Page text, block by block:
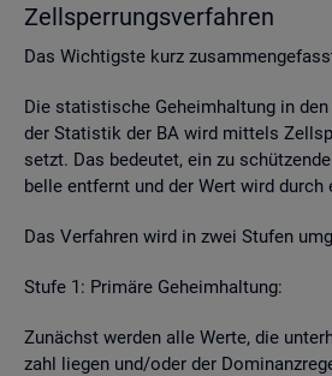
Zell­sper­rungs­ver­fah­ren
Das Wich­tigs­te kurz
Die sta­tis­ti­sche Ge­heim­hal­tung in
der Sta­tis­tik der BA wird mit­tels
setzt. Das be­deu­tet, ein zu
bel­le ent­fernt und der Wert wird durch
Das Ver­fah­ren wird in zwei Stu­fen
Stufe 1: Pri­mä­re Ge­heim­hal­tung:
Zu­nächst wer­den alle Werte, die
zahl lie­gen und/oder der